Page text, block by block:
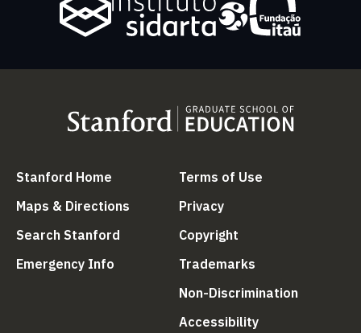
Stanford Home (link is external)
Maps & Directions (link is external)
Search Stanford (link is external)
Emergency Info (link is external)
Terms of Use
Privacy(link is external)
Copyright
Trademarks
Non-Discrimination
Accessibility(link is external)